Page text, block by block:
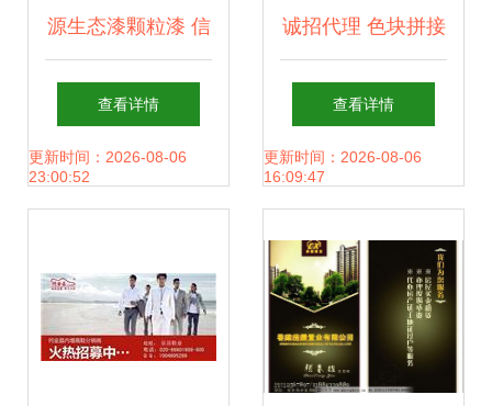
源生态漆颗粒漆 信
赖之选，共赢未来
——零门槛代理与
查看详情
更新时间：2026-08-06
23:00:52
诚招代理 色块拼接
风格广告设计海报
模版免费下载
查看详情
更新时间：2026-08-06
16:09:47